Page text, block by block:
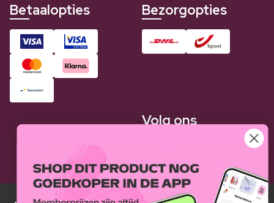
Betaalopties Bezorgopties
Volg ons